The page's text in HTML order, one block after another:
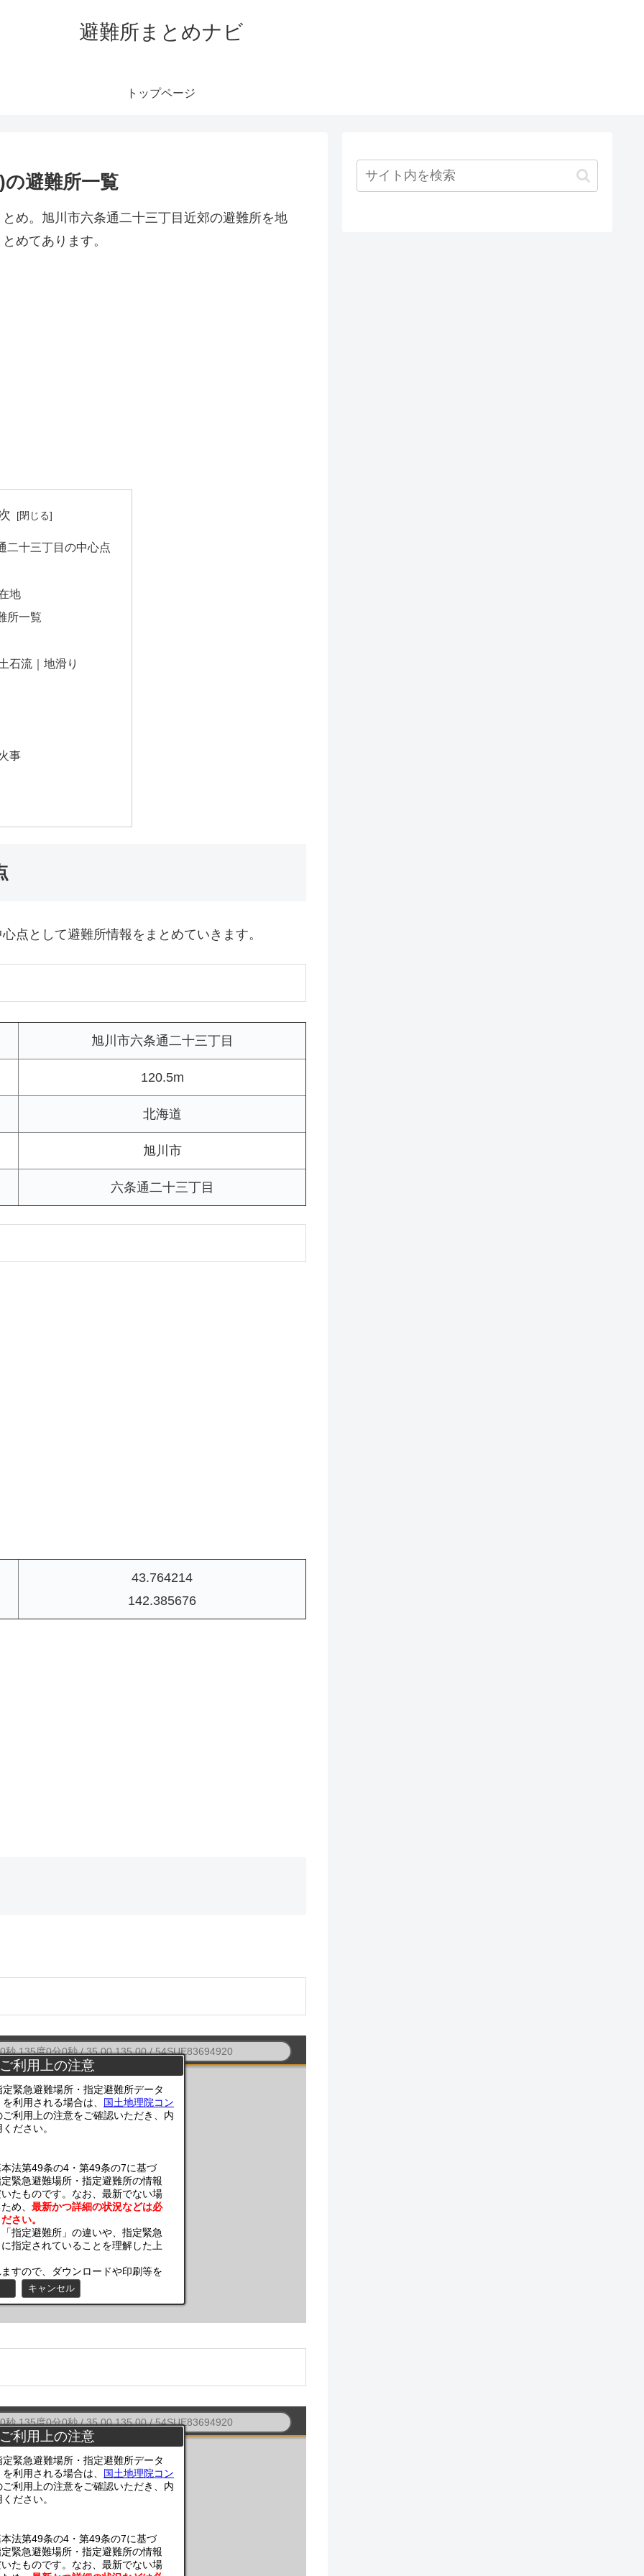
避難所まとめナビ
トップページ
避難所一覧
め。旭川市六条通二十三丁目近郊の避難所を地
めてあります。
二十三丁目の中心点
地
所一覧
石流｜地滑り
事
点として避難所情報をまとめていきます。
旭川市六条通二十三丁目
120.5m
北海道
旭川市
六条通二十三丁目
43.764214
142.385676